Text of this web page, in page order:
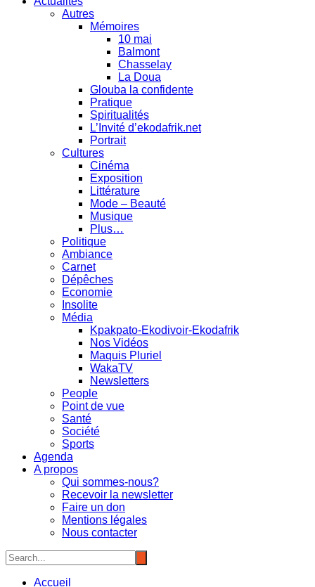
Autres
Mémoires
10 mai
Balmont
Chasselay
La Doua
Glouba la confidente
Pratique
Spiritualités
L’Invité d’ekodafrik.net
Portrait
Cultures
Cinéma
Exposition
Littérature
Mode – Beauté
Musique
Plus…
Politique
Ambiance
Carnet
Dépêches
Economie
Insolite
Média
Kpakpato-Ekodivoir-Ekodafrik
Nos Vidéos
Maquis Pluriel
WakaTV
Newsletters
People
Point de vue
Santé
Société
Sports
Agenda
A propos
Qui sommes-nous?
Recevoir la newsletter
Faire un don
Mentions légales
Nous contacter
Accueil